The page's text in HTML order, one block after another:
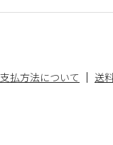
払方法について
送